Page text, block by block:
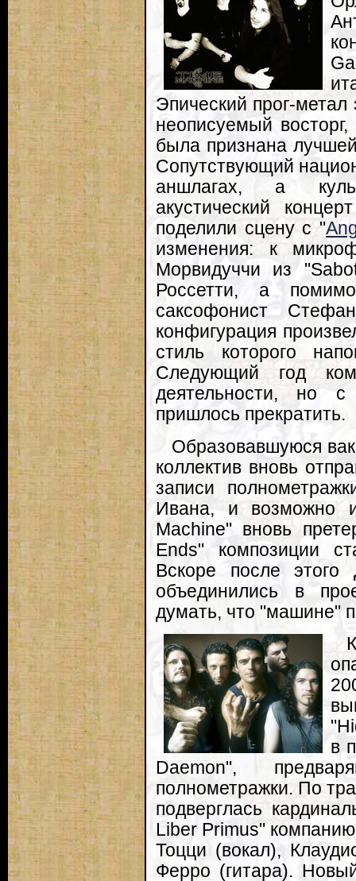
Эпический прог-метал
неописуемый
была признана
Сопутствующий
аншлагах, а
акустический
поделили сцену с "
изменения: к
Морвидуччи из
Россетти, а
саксофонист
конфигурация
стиль которого
Следующий год
деятельности, но
пришлось прекратить.
Образовавшуюся
коллектив вновь
записи
Ивана, и возможно
Machine" вновь
Ends" композиции
Вскоре после
объединились в
думать, что "машине"
в
Daemon",
полнометражки. По
подверглась
Liber Primus"
Тоцци (вокал),
Ферро (гитара).